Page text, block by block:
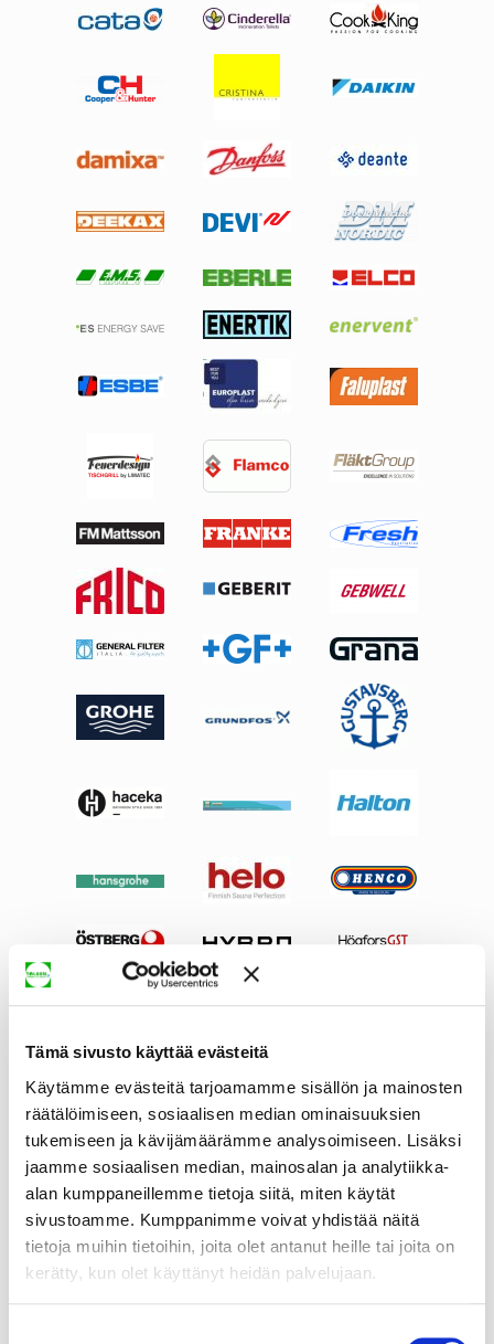
Tämä sivusto käyttää evästeitä
Käytämme evästeitä tarjoamamme sisällön ja mainosten
räätälöimiseen, sosiaalisen median ominaisuuksien
tukemiseen ja kävijämäärämme analysoimiseen. Lisäksi
jaamme sosiaalisen median, mainosalan ja analytiikka-
alan kumppaneillemme tietoja siitä, miten käytät
sivustoamme. Kumppanimme voivat yhdistää näitä
tietoja muihin tietoihin, joita olet antanut heille tai joita on
kerätty, kun olet käyttänyt heidän palvelujaan.